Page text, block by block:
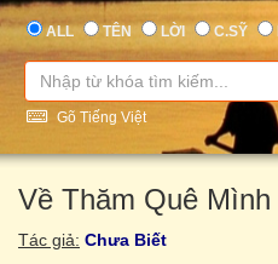
ALL TÊN LỜI C.SỸ
Gõ Tiếng Việt
Về Thăm Quê Mình
Tác giả: Chưa Biết